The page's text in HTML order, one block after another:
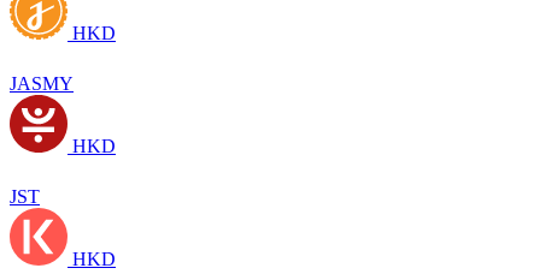
HKD
JASMY
HKD
JST
HKD